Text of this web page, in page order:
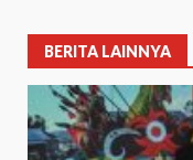
BERITA LAINNYA